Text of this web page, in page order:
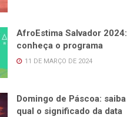
AfroEstima Salvador 2024:
conheça o programa
11 DE MARÇO DE 2024
Domingo de Páscoa: saiba
qual o significado da data